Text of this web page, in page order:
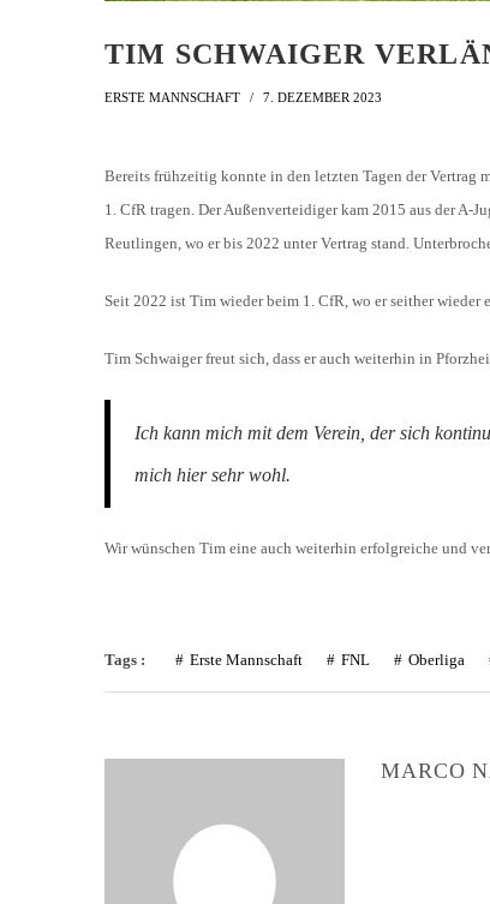
TIM SCHWAIGER
ERSTE MANNSCHAFT 7. DEZEMBER 2023
Bereits frühzeitig konnte in den letzten Tagen der Vertrag
1. CfR tragen. Der Außenverteidiger kam 2015 aus der A-
Reutlingen, wo er bis 2022 unter Vertrag stand.
Seit 2022 ist Tim wieder beim 1. CfR, wo er seither
Tim Schwaiger freut sich, dass er auch weiterhin in
Ich kann mich mit dem Verein, der sich
mich hier sehr wohl.
Wir wünschen Tim eine auch weiterhin erfolgreiche und
Tags : Erste Mannschaft FNL Oberliga
MARCO